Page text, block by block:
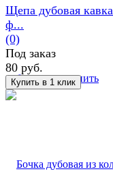
избранное сравнить
Щепа дубовая
ф...
(0)
Под заказ
80 руб.